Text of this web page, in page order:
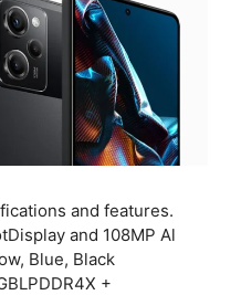
and features.
and 108MP Al
Blue, Black
+